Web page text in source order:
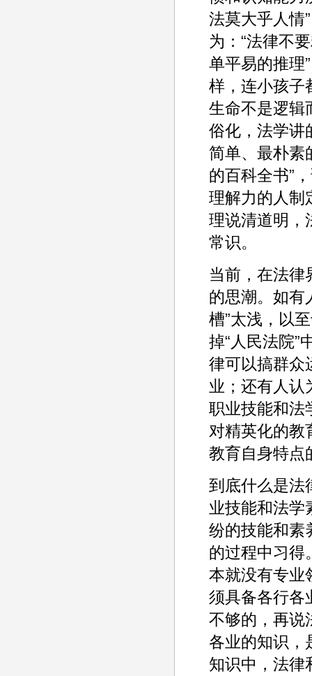
法莫大乎人情
为：“法律不
单平易的推理
样，连小孩子
生命不是逻辑
俗化，法学讲
简单、最朴素
的百科全书”
理解力的人制
理说清道明，
常识。
当前，在法律
的思潮。如有
槽”太浅，以
掉“人民法院”
律可以搞群众
业；还有人认
职业技能和法
对精英化的教
教育自身特点
到底什么是法
业技能和法学
纷的技能和素
的过程中习得
本就没有专业
须具备各行各
不够的，再说
各业的知识，
知识中，法律